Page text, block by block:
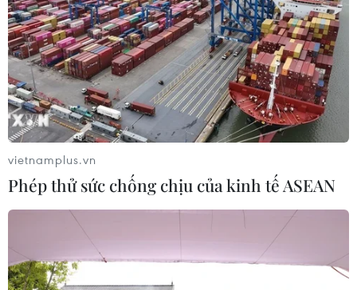
và 2.854 ca tử vong.
vietnamplus.vn
Phép thử sức chống chịu của kinh tế ASEAN